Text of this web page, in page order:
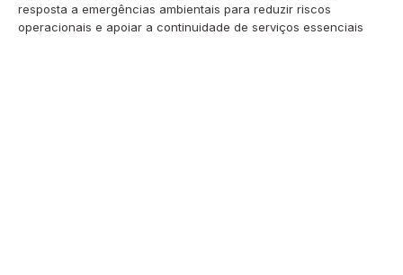
resposta a emergências ambientais para reduzir riscos
operacionais e apoiar a continuidade de serviços essenciais